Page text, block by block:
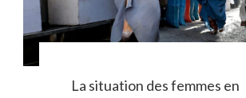
La situation des femmes en